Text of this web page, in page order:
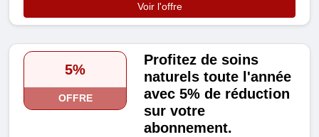
Voir l'offre
5%
OFFRE
Profitez de soins
naturels toute l'année
avec 5% de réduction
sur votre
abonnement.